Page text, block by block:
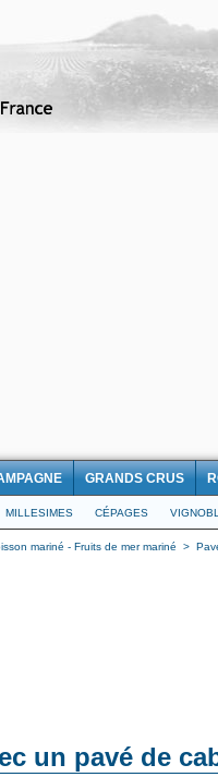
GRANDS CRUS
MILLESIMES CÉPAGES
mariné - Fruits de mer mariné >
un pavé de